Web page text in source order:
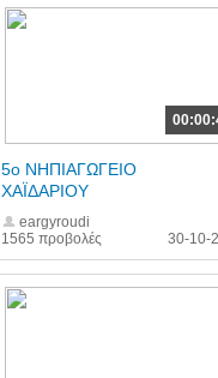
1565 προβολές
5ο ΝΗΠΙΑΓΩΓΕΙΟ
ΧΑΪΔΑΡΙΟΥ
eargyroudi
30-10-